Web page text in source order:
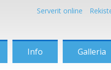
Serverit online
Info Galleria